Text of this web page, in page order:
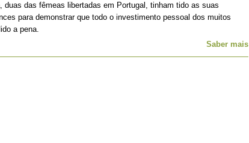
duas das fêmeas libertadas em Portugal, tinham tido as suas
para demonstrar que todo o investimento pessoal dos muitos
a pena.
Saber mais